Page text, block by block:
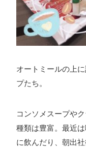
オートミールの上
プたち。
コンソメスープや
種類は豊富。最近
に飲んだり、朝出